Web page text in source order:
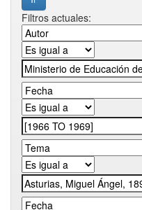
Filtros actuales: